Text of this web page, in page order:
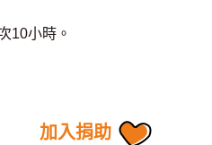
10小時。
加入捐助